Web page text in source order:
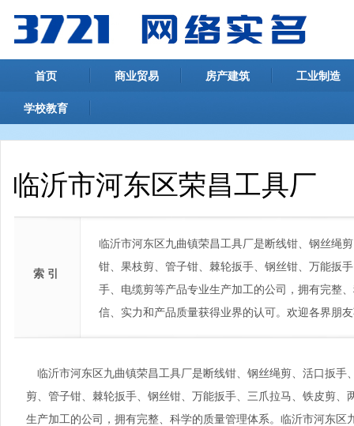
首页 商业贸易 房产建筑 工业制造
学校教育
临沂市河东区荣昌工具厂
索 引
临沂市河东区九曲镇荣昌工具厂是断线钳、钢丝绳
钳、果枝剪、管子钳、棘轮扳手、钢丝钳、万能扳
手、电缆剪等产品专业生产加工的公司，拥有完整
信、实力和产品质量获得业界的认可。欢迎各界朋
临沂市河东区九曲镇荣昌工具厂是断线钳、钢丝绳剪、活口扳手
剪、管子钳、棘轮扳手、钢丝钳、万能扳手、三爪拉马、铁皮剪
生产加工的公司，拥有完整、科学的质量管理体系。临沂市河东